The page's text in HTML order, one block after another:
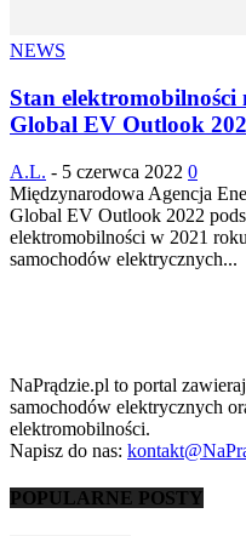
NEWS
Stan
Global EV Outlook
A.L. - 5 czerwca 2022 0
Międzynarodowa Agencja
Global EV Outlook 2022
elektromobilności w 2021
samochodów elektrycznych...
NaPrądzie.pl to portal
samochodów elektrycznych
elektromobilności.
Napisz do nas:
POPULARNE POSTY